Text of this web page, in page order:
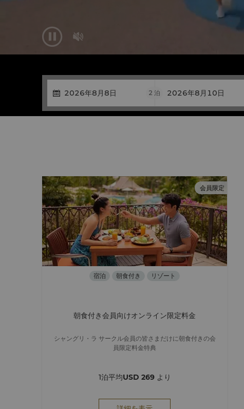
 
2 泊
会員限定
宿泊 朝食付き リゾート
朝食付き会員向けオンライン限定料金
シャングリ・ラ サークル会員の皆さまだけに朝食付きの会
員限定料金特典
1泊平均USD 269より